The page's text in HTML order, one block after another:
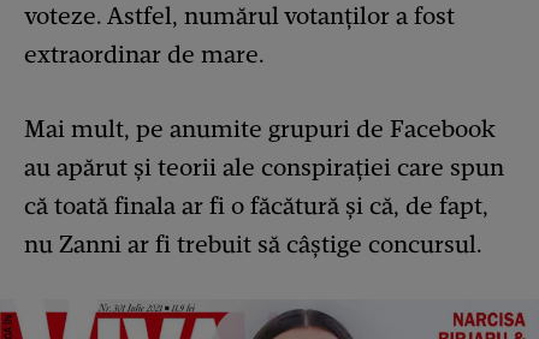
voteze. Astfel, numărul votanților a fost
extraordinar de mare.
Mai mult, pe anumite grupuri de Facebook
au apărut și teorii ale conspirației care spun
că toată finala ar fi o făcătură și că, de fapt,
nu Zanni ar fi trebuit să câștige concursul.